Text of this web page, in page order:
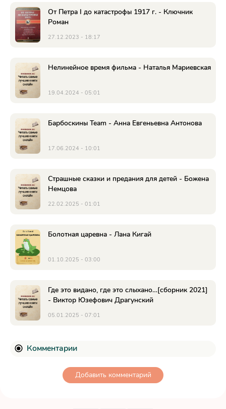
От Петра I до катастрофы 1917 г. - Ключник
Роман
27.12.2023 - 18:17
Нелинейное время фильма - Наталья Мариевская
19.04.2024 - 05:01
Барбоскины Team - Анна Евгеньевна Антонова
17.06.2024 - 10:01
Страшные сказки и предания для детей - Божена
Немцова
22.02.2025 - 01:01
Болотная царевна - Лана Кигай
01.10.2025 - 03:00
Где это видано, где это слыхано…[сборник 2021]
- Виктор Юзефович Драгунский
05.01.2025 - 07:01
Комментарии
Добавить комментарий